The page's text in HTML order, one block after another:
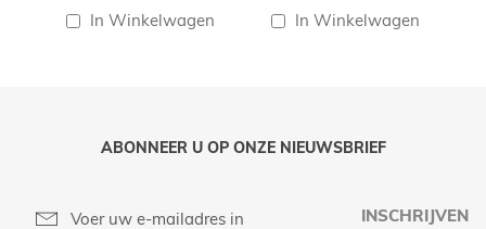
In Winkelwagen In Winkelwagen
ABONNEER U OP ONZE NIEUWSBRIEF
INSCHRIJVEN